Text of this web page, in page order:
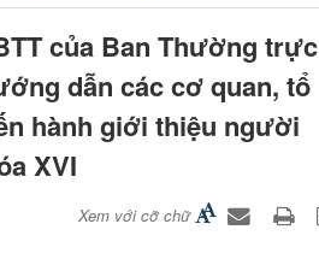
của Ban Thường trực
dẫn các cơ quan, tổ
hành giới thiệu người
XVI
Xem với cỡ chữ